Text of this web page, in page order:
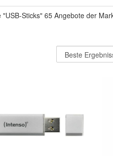
Sticks" 65 Angebote der